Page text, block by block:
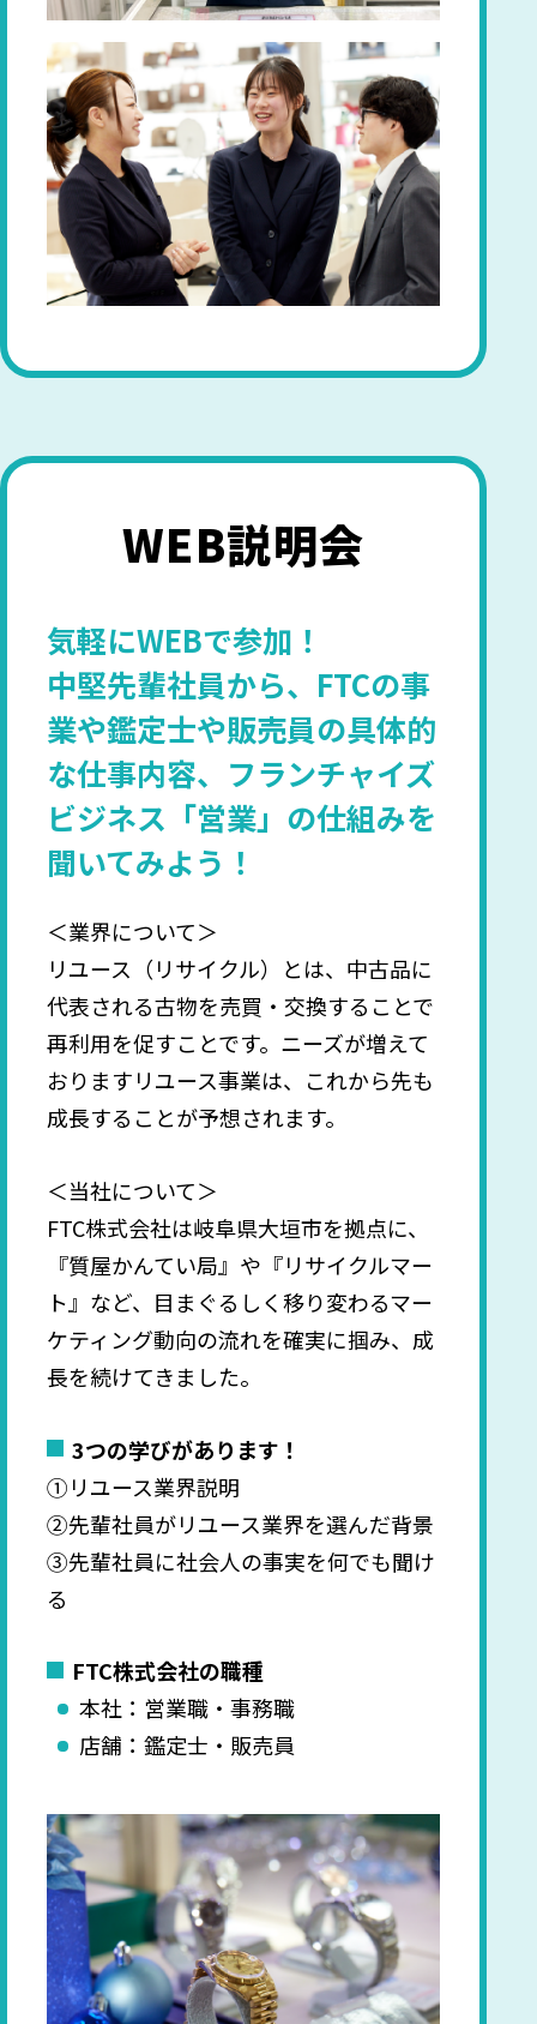
WEB説明会
気軽にWEBで参加！
中堅先輩社員から、FTCの事
業や鑑定士や販売員の具体的
な仕事内容、フランチャイズ
ビジネス「営業」の仕組みを
聞いてみよう！
＜業界について＞
リユース（リサイクル）とは、中古品に
代表される古物を売買・交換することで
再利用を促すことです。ニーズが増えて
おりますリユース事業は、これから先も
成長することが予想されます。
＜当社について＞
FTC株式会社は岐阜県大垣市を拠点に、
『質屋かんてい局』や『リサイクルマー
ト』など、目まぐるしく移り変わるマー
ケティング動向の流れを確実に掴み、成
長を続けてきました。
3つの学びがあります！
①リユース業界説明
②先輩社員がリユース業界を選んだ背景
③先輩社員に社会人の事実を何でも聞け
る
FTC株式会社の職種
本社：営業職・事務職
店舗：鑑定士・販売員